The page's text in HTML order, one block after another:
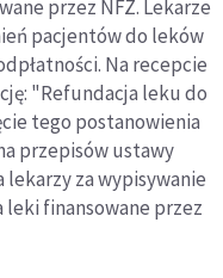
przez NFZ. Lekarze
pacjentów do leków
Na recepcie
"Refundacja leku do
tego postanowienia
przepisów ustawy
za wypisywanie
finansowane przez